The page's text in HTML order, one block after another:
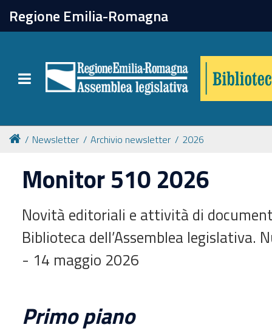
Regione Emilia-Romagna
Toggle navigation
chiudi
Catalogo online
Collezioni
Per approfondire
Appuntamenti
Prenotazione spazi
Newsletter Archivio newsletter 2026
Monitor 510 2026
Novità editoriali e attività di
Biblioteca dell’Assemblea legislativa.
- 14 maggio 2026
Primo piano